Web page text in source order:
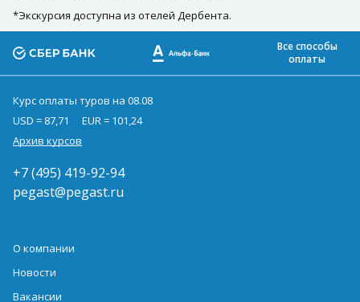
*Экскурсия доступна из отелей Дербента.
Все способы
оплаты
Курс оплаты туров на 08.08
USD = 87,71
EUR = 101,24
Архив курсов
+7 (495) 419-92-94
pegast@pegast.ru
О компании
Новости
Вакансии